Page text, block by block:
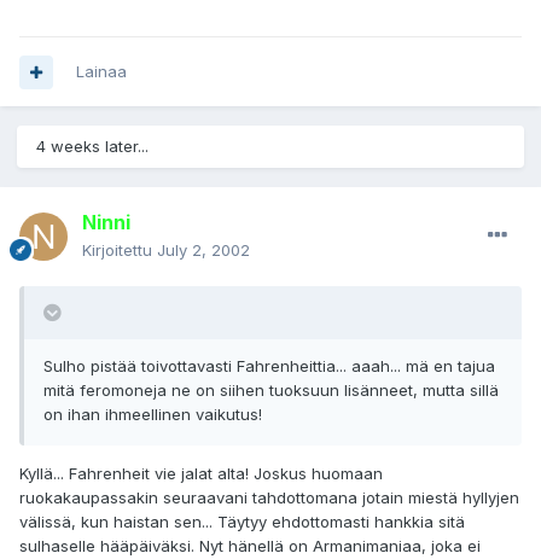
Lainaa
4 weeks later...
Ninni
Kirjoitettu July 2, 2002
Sulho pistää toivottavasti Fahrenheittia... aaah... mä en tajua
mitä feromoneja ne on siihen tuoksuun lisänneet, mutta sillä
on ihan ihmeellinen vaikutus!
Kyllä... Fahrenheit vie jalat alta! Joskus huomaan
ruokakaupassakin seuraavani tahdottomana jotain miestä hyllyjen
välissä, kun haistan sen... Täytyy ehdottomasti hankkia sitä
sulhaselle hääpäiväksi. Nyt hänellä on Armanimaniaa, joka ei